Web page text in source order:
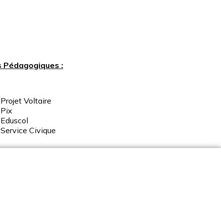
Pédagogiques :
Projet Voltaire
Pix
Eduscol
Service Civique